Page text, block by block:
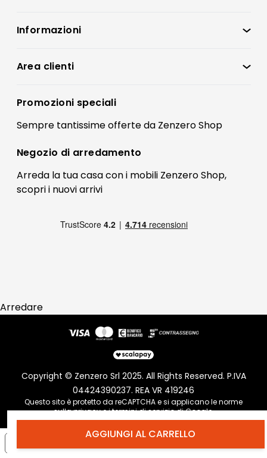
AGGIUNGI AL CARRELLO
Informazioni
Condizioni di vendita
Preferenze Cookies
Termini e condizioni
Contatti
FAQ
Pagamenti
Area clienti
Registrati
Il mio account
Promozioni speciali
Sempre tantissimeofferteda Zenzero Shop
Negozio di arredamento
Arreda la tua casa con i mobili Zenzero Shop,
scopri i nuovi arrivi
Arredare
Copyright © Zenzero Srl 2025. All Rights Reserved. P.IVA
04424390237. REA VR 419246
Questo sito è protetto da reCAPTCHA e si applicano le norme
sullaprivacye itermini di serviziodi Google.